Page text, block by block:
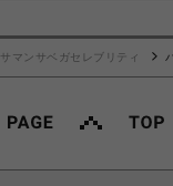
サマンサベガセレブリティ